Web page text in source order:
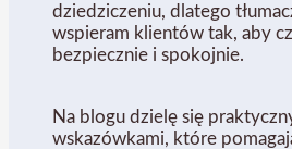
dziedziczeniu, dlatego
wspieram klientów tak, aby
bezpiecznie i spokojnie.
Na blogu dzielę się
wskazówkami, które